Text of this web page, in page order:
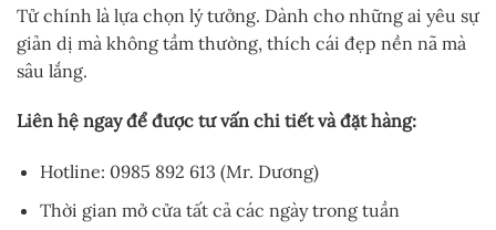
Tử chính là lựa chọn lý tưởng. Dành cho những ai yêu sự
giản dị mà không tầm thường, thích cái đẹp nền nã mà
sâu lắng.
Liên hệ ngay để được tư vấn chi tiết và đặt hàng:
Hotline: 0985 892 613 (Mr. Dương)
Thời gian mở cửa tất cả các ngày trong tuần